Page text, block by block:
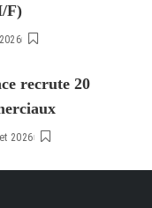
F)
recrute 20
2026